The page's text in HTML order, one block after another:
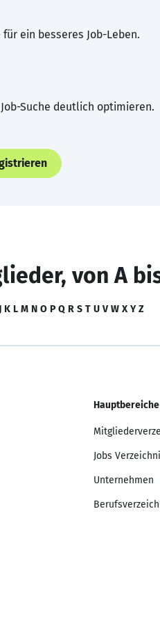
ein besseres Job-Leben.
Suche deutlich optimieren.
von A
J K L M N O P Q R S T U V W X Y Z
Hauptbereiche
Jobs
Unternehmen